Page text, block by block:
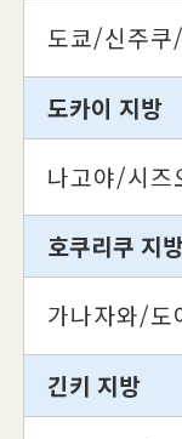
도쿄/신주쿠
도카이 지방
나고야/시즈
호쿠리쿠 지
가나자와/도
긴키 지방